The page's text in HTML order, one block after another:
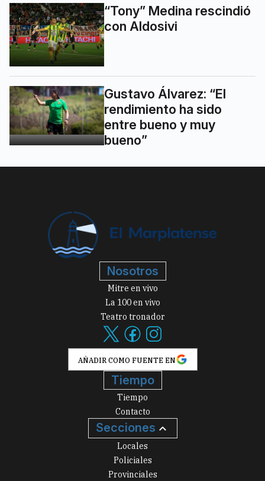
“Tony” Medina rescindió
con Aldosivi
Gustavo Álvarez: “El
rendimiento ha sido
entre bueno y muy
bueno”
Nosotros
Mitre en vivo
La 100 en vivo
Teatro tronador
AÑADIR COMO FUENTE EN
Tiempo
Tiempo
Contacto
Secciones
Locales
Policiales
Provinciales